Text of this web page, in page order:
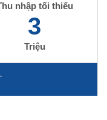
nhập tối thiểu
3
Triệu